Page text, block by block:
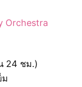
Orchestra
24 ชม.)
ม